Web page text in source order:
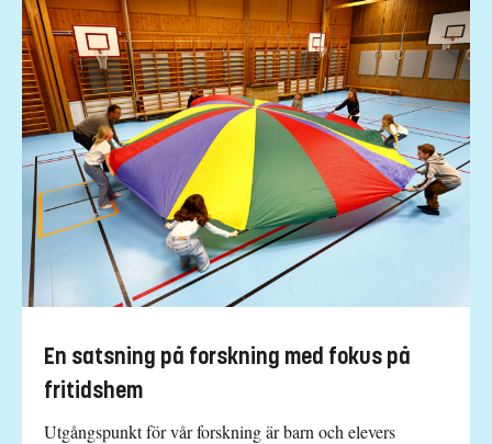
En satsning på forskning med fokus på
fritidshem
Utgångspunkt för vår forskning är barn och elevers